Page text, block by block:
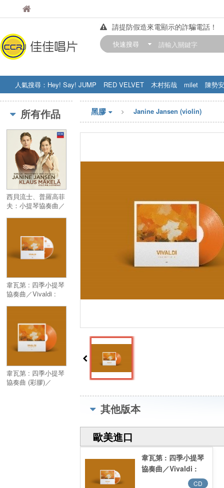
佳佳唱片
請提防假造來電顯示的詐騙電話！
【中華門市營業時間調整公告】
快速搜尋
人氣搜尋： Hey! Say! JUMP RED VELVET 木村拓哉 milet
陳勢安
STRAY KIDS
盧廣仲 周杰伦
所有作品
西貝流士、普羅高菲
夫：小提琴協奏曲／
韋瓦第 : 四季小提琴
協奏曲／Vivaldi :
韋瓦第 : 四季小提琴
協奏曲 (彩膠)／
黑膠 Janine Jansen (violin)
其他版本
歐美進口
韋瓦第 : 四季小提琴
協奏曲／Vivaldi :
Four Seasons CD